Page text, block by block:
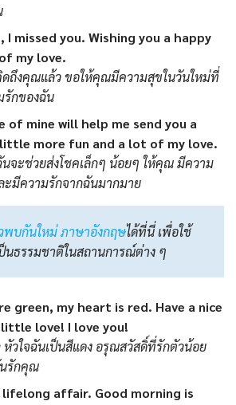
I missed you. Wishing you a happy
my love.
ถึงคุณแล้ว ขอให้คุณมีความสุขในวันใหม่ที่
รักของฉัน
of mine will help me send you a
more fun and a lot of my love.
จะช่วยส่งโชคเล็กๆ น้อยๆ ให้คุณ มีความ
มีความรักจากฉันมากมาย
พบกันใหม่ ภาษาอังกฤษได้ที่นี่ เพื่อใช้
นธรรมชาติในสถานการณ์ต่าง ๆ
green, my heart is red. Have a nice
love! I love you!
หัวใจฉันเป็นสีแดง อรุณสวัสดิ์ที่รักตัวน้อย
รักคุณ
lifelong affair. Good morning is